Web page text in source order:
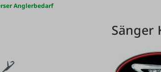
Anglerbedarf
Sänger